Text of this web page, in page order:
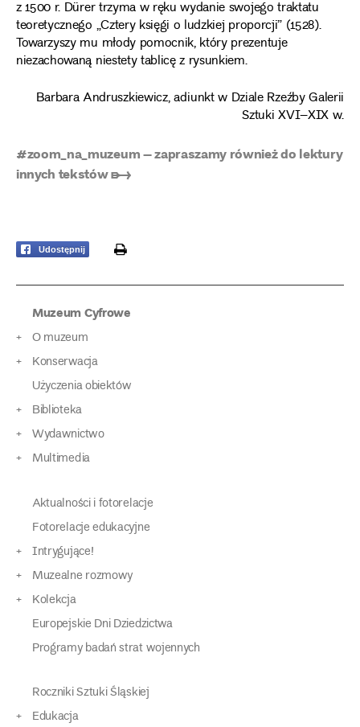
z 1500 r. Dürer trzyma w ręku wydanie swojego traktatu
teoretycznego „Cztery księgi o ludzkiej proporcji” (1528).
Towarzyszy mu młody pomocnik, który prezentuje
niezachowaną niestety tablicę z rysunkiem.
Barbara Andruszkiewicz, adiunkt w Dziale Rzeźby Galerii
Sztuki XVI–XIX w.
#zoom_na_muzeum – zapraszamy również do lektury
innych tekstów ➸
Udostępnij print
Muzeum Cyfrowe
O muzeum
Konserwacja
Użyczenia obiektów
Biblioteka
Wydawnictwo
Multimedia
Aktualności i fotorelacje
Fotorelacje edukacyjne
Intrygujące!
Muzealne rozmowy
Kolekcja
Europejskie Dni Dziedzictwa
Programy badań strat wojennych
Roczniki Sztuki Śląskiej
Edukacja